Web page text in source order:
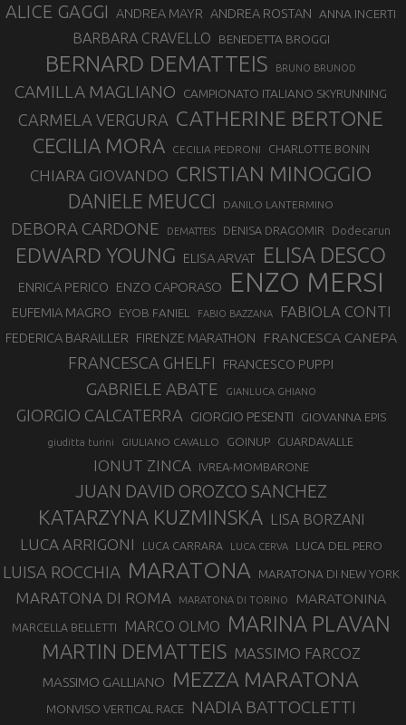
ALICE GAGGI ANDREA MAYR ANDREA ROSTAN ANNA INCERTI
BARBARA CRAVELLO BENEDETTA BROGGI
BERNARD DEMATTEIS BRUNO BRUNOD
CAMILLA MAGLIANO CAMPIONATO ITALIANO SKYRUNNING
CARMELA VERGURA CATHERINE BERTONE
CECILIA MORA CECILIA PEDRONI CHARLOTTE BONIN
CHIARA GIOVANDO CRISTIAN MINOGGIO
DANIELE MEUCCI DANILO LANTERMINO
DEBORA CARDONE DEMATTEIS DENISA DRAGOMIR Dodecarun
EDWARD YOUNG ELISA ARVAT ELISA DESCO
ENRICA PERICO ENZO CAPORASO ENZO MERSI
EUFEMIA MAGRO EYOB FANIEL FABIO BAZZANA FABIOLA CONTI
FEDERICA BARAILLER FIRENZE MARATHON FRANCESCA CANEPA
FRANCESCA GHELFI FRANCESCO PUPPI
GABRIELE ABATE GIANLUCA GHIANO
GIORGIO CALCATERRA GIORGIO PESENTI GIOVANNA EPIS
giuditta turini GIULIANO CAVALLO GOINUP GUARDAVALLE
IONUT ZINCA IVREA-MOMBARONE
JUAN DAVID OROZCO SANCHEZ
KATARZYNA KUZMINSKA LISA BORZANI
LUCA ARRIGONI LUCA CARRARA LUCA CERVA LUCA DEL PERO
LUISA ROCCHIA MARATONA MARATONA DI NEW YORK
MARATONA DI ROMA MARATONA DI TORINO MARATONINA
MARCELLA BELLETTI MARCO OLMO MARINA PLAVAN
MARTIN DEMATTEIS MASSIMO FARCOZ
MASSIMO GALLIANO MEZZA MARATONA
MONVISO VERTICAL RACE NADIA BATTOCLETTI